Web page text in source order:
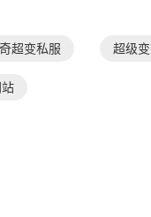
超变私服 超级